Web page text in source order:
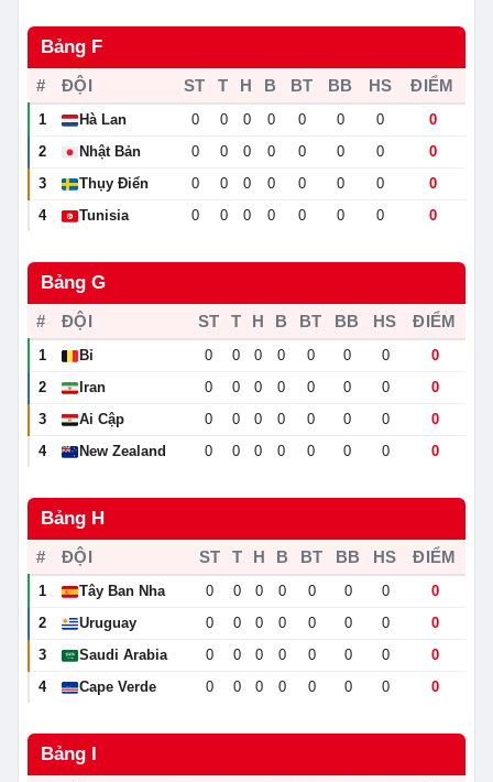
Bảng F
# ĐỘI ST T H B BT BB HS ĐIỂM
1 🇳🇱 Hà Lan 0 0 0 0 0 0 0
0
2
🇯🇵 Nhật Bản 0 0 0 0 0 0 0
0
3
🇸🇪Thụy Điển 0 0 0 0 0 0 0
0
4
🇹🇳Tunisia 0 0 0 0 0 0 0 0
Bảng G
# ĐỘI ST T H B BT BB HS ĐIỂM
1 🇧🇪 Bỉ 0 0 0 0 0 0 0
0
2
🇮🇷 Iran 0 0 0 0 0 0 0
0
3
🇪🇬Ai Cập 0 0 0 0 0 0 0
0
4
🇳🇿 New Zealand 0 0 0 0 0 0 0 0
Bảng H
# ĐỘI ST T H B BT BB HS ĐIỂM
1 🇪🇸Tây Ban Nha 0 0 0 0 0 0 0
0
2
🇺🇾Uruguay 0 0 0 0 0 0 0
0
3
🇸🇦Saudi Arabia 0 0 0 0 0 0 0
0
4
🇨🇻Cape Verde 0 0 0 0 0 0 0 0
Bảng I